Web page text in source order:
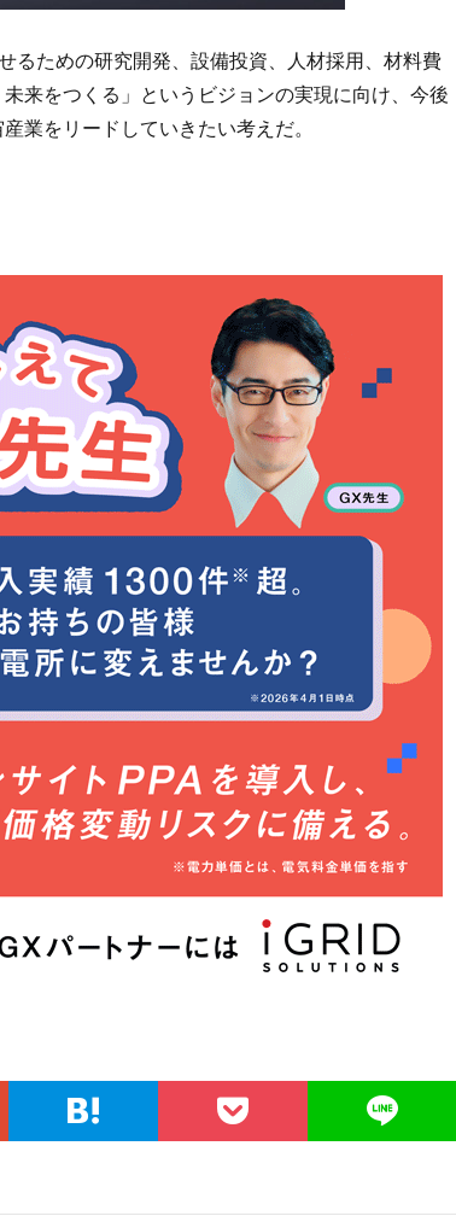
るための研究開発、設備投資、人材採用、材料費
来をつくる」というビジョンの実現に向け、今後
業をリードしていきたい考えだ。